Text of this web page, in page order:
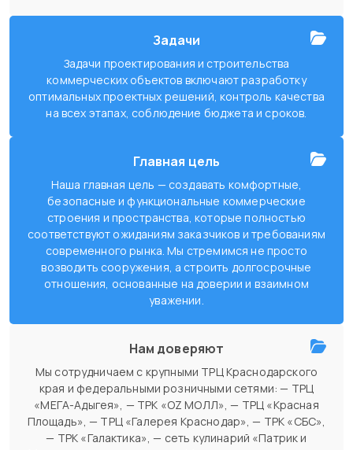
Задачи
Задачи проектирования и строительства
коммерческих объектов включают разработку
оптимальных проектных решений, контроль качества
на всех этапах, соблюдение бюджета и сроков.
Главная цель
Наша главная цель — создавать комфортные,
безопасные и функциональные коммерческие
строения и пространства, которые полностью
соответствуют ожиданиям заказчиков и требованиям
современного рынка. Мы стремимся не просто
возводить сооружения, а строить долгосрочные
отношения, основанные на доверии и взаимном
уважении.
Нам доверяют
Мы сотрудничаем с крупными ТРЦ Краснодарского
края и федеральными розничными сетями: — ТРЦ
«МЕГА-Адыгея», — ТРК «OZ MОЛЛ», — ТРЦ «Красная
Площадь», — ТРЦ «Галерея Краснодар», — ТРК «СБС»,
— ТРК «Галактика», — сеть кулинарий «Патрик и